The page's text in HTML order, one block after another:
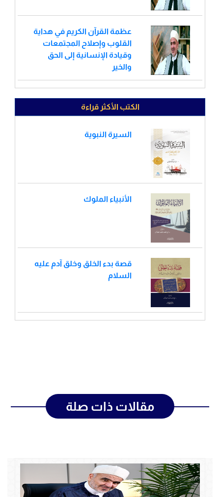
عظمة القرآن الكريم في هداية
القلوب وإصلاح المجتمعات
وقيادة الإنسانية إلى الحق
والخير
الكتب الأكثر قراءة
السيرة النبوية
الأنبياء الملوك
قصة بدء الخلق وخلق آدم عليه
السلام
مقالات ذات صلة